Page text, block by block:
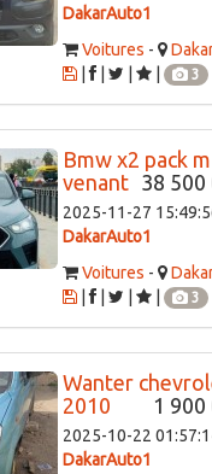
DakarAuto1
Voitures -
|
3
Bmw x2 pack
venant 38 500
2025-11-27
DakarAuto1
Voitures -
|
3
Wanter
2010
1 900
2025-10-22
DakarAuto1